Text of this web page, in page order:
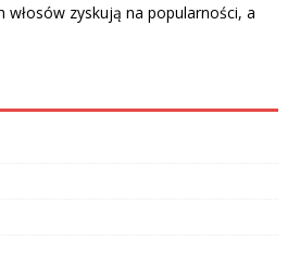
włosów zyskują na popularności, a